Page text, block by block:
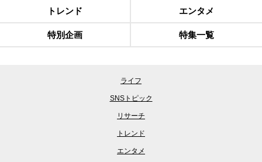
トレンド エンタメ
特別企画 特集一覧
ライフ
SNSトピック
リサーチ
トレンド
エンタメ